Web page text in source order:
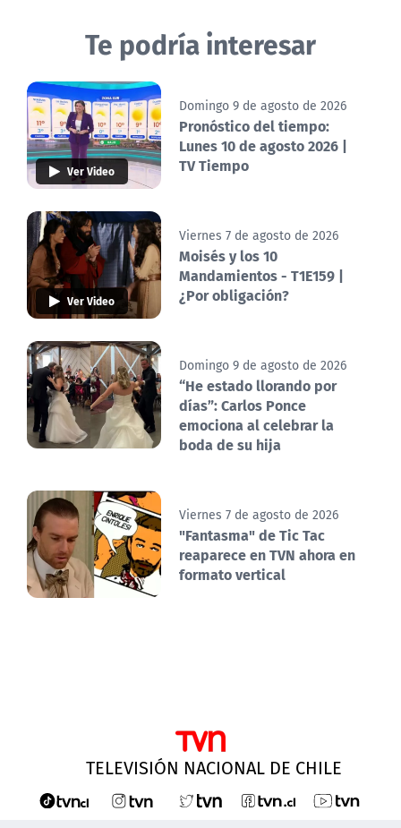
Te podría interesar
Ver Video
Domingo 9 de agosto de 2026
Pronóstico del tiempo:
Lunes 10 de agosto 2026 |
TV Tiempo
Ver Video
Viernes 7 de agosto de 2026
Moisés y los 10
Mandamientos - T1E159 |
¿Por obligación?
Domingo 9 de agosto de 2026
“He estado llorando por
días”: Carlos Ponce
emociona al celebrar la
boda de su hija
Viernes 7 de agosto de 2026
"Fantasma" de Tic Tac
reaparece en TVN ahora en
formato vertical
TELEVISIÓN NACIONAL DE CHILE